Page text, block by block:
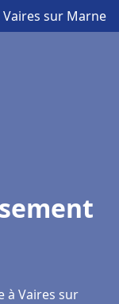
sur Marne
à Vaires sur